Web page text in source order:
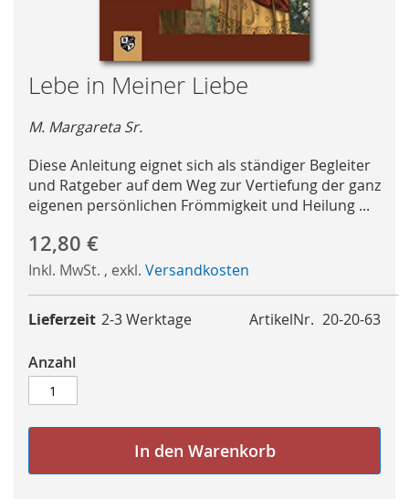
Skip
to
the
beginning
of
the
images
gallery
Lebe in Meiner Liebe
M. Margareta Sr.
Diese Anleitung eignet sich als ständiger Begleiter
und Ratgeber auf dem Weg zur Vertiefung der ganz
eigenen persönlichen Frömmigkeit und Heilung ...
12,80 €
Inkl. MwSt. , exkl. Versandkosten
ArtikelNr. 20-20-63
Lieferzeit 2-3 Werktage
Anzahl
In den Warenkorb